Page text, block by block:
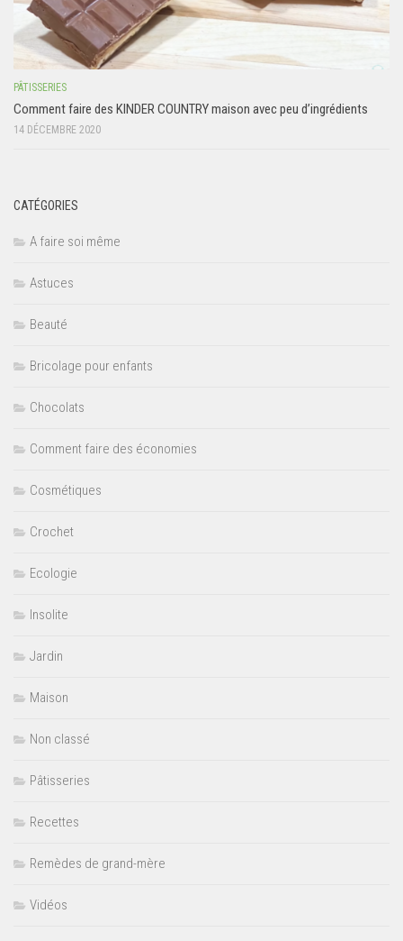
PÂTISSERIES
Comment faire des KINDER COUNTRY maison avec peu d’ingrédients
14 DÉCEMBRE 2020
CATÉGORIES
A faire soi même
Astuces
Beauté
Bricolage pour enfants
Chocolats
Comment faire des économies
Cosmétiques
Crochet
Ecologie
Insolite
Jardin
Maison
Non classé
Pâtisseries
Recettes
Remèdes de grand-mère
Vidéos